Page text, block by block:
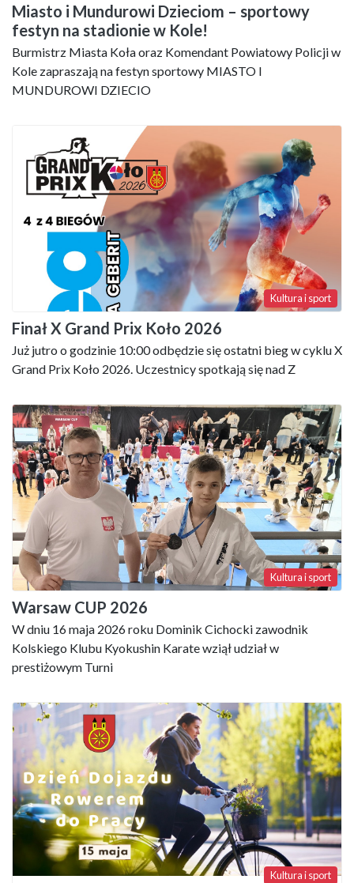
Miasto i Mundurowi Dzieciom – sportowy
festyn na stadionie w Kole!
Burmistrz Miasta Koła oraz Komendant Powiatowy Policji w
Kole zapraszają na festyn sportowy MIASTO I
MUNDUROWI DZIECIO
Kultura i sport
Finał X Grand Prix Koło 2026
Już jutro o godzinie 10:00 odbędzie się ostatni bieg w cyklu X
Grand Prix Koło 2026. Uczestnicy spotkają się nad Z
Kultura i sport
Warsaw CUP 2026
W dniu 16 maja 2026 roku Dominik Cichocki zawodnik
Kolskiego Klubu Kyokushin Karate wziął udział w
prestiżowym Turni
Kultura i sport